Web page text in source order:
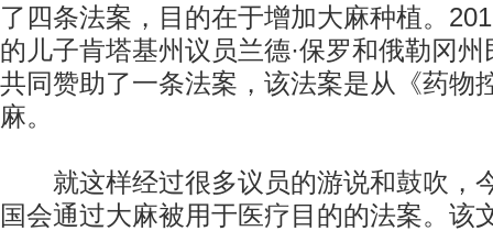
了四条法案，目的在于增加大麻种植。
的儿子肯塔基州议员兰德·保罗和俄勒冈州
共同赞助了一条法案，该法案是从《药物
麻。
就这样经过很多议员的游说和鼓吹，
国会通过大麻被用于医疗目的的法案。该